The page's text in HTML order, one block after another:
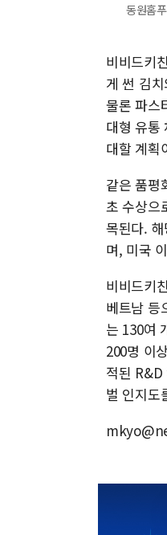
동원홈
비비드키
게 썬 김
물론 파스
대형 유통
대할 계획
같은 품평
초 수상으
목된다.
며, 미국
비비드키
베트남 등
는 130여
200명 이
적된
벌 인지도